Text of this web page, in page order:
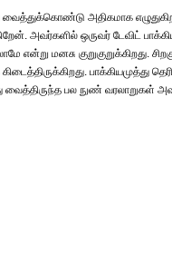
அதிகமாக
அவர்களில் ஒருவர் டேவிட்
என்று மனசு குறுகுறுக்கிறது.
பாக்கியமுத்து
வைத்திருந்த பல நுண் வரலாறுகள்